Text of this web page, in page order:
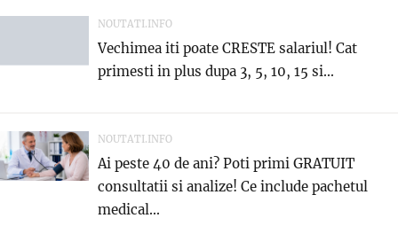
NOUTATI.INFO
Vechimea iti poate CRESTE salariul! Cat
primesti in plus dupa 3, 5, 10, 15 si...
NOUTATI.INFO
Ai peste 40 de ani? Poti primi GRATUIT
consultatii si analize! Ce include pachetul
medical...